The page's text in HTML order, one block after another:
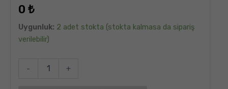
5
5.00puan
aldı
0 ₺
Uygunluk: 2 adet stokta (stokta kalmasa da sipariş
verilebilir)
- +